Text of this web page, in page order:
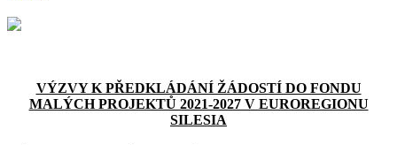
VÝZVY K PŘEDKLÁDÁNÍ ŽÁDOSTÍ DO FONDU
MALÝCH PROJEKTŮ 2021-2027 V EUROREGIONU
SILESIA